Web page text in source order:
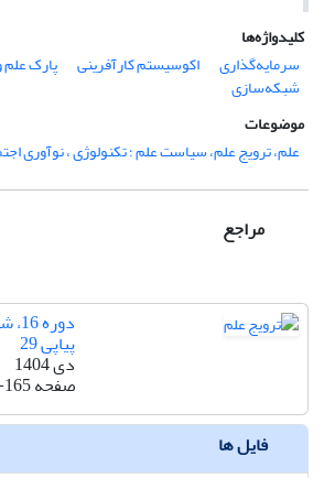
کلیدواژه‌ها
سرمایه‌گذاری
اکوسیستم کارآفرینی پارک علم
شبکه‌سازی
موضوعات
علم، ترویج علم، سیاست علم ؛ تکنولوژی ، نوآوری
مراجع
پیاپی 29
دی 1404
صفحه
فایل ها